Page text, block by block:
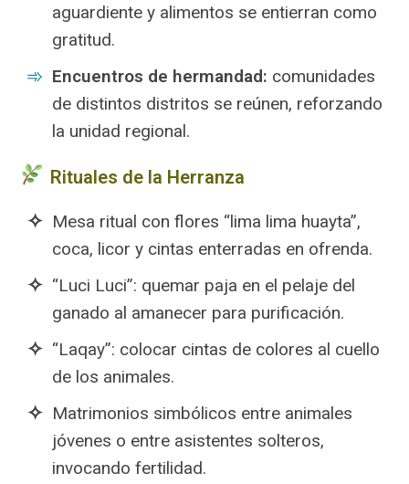
aguardiente y alimentos se entierran como
gratitud.
Encuentros de hermandad: comunidades
de distintos distritos se reúnen, reforzando
la unidad regional.
Rituales de la Herranza
Mesa ritual con flores “lima lima huayta”,
coca, licor y cintas enterradas en ofrenda.
“Luci Luci”: quemar paja en el pelaje del
ganado al amanecer para purificación.
“Laqay”: colocar cintas de colores al cuello
de los animales.
Matrimonios simbólicos entre animales
jóvenes o entre asistentes solteros,
invocando fertilidad.